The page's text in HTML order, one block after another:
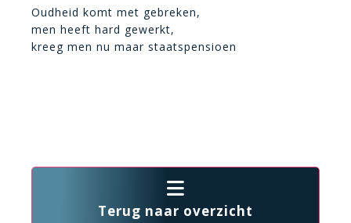
Oudheid komt met gebreken,
men heeft hard gewerkt,
kreeg men nu maar staatspensioen
Terug naar overzicht